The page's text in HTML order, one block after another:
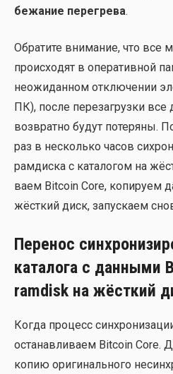
бе­жа­ние пере­гре­ва.
Обра­ти­те вни­ма­ние, что все
про­ис­хо­дят в опе­ра­тив­ной
неожи­дан­ном отклю­че­нии
ПК), после пере­за­груз­ки
воз­врат­но будут поте­ря­ны.
раз в несколь­ко часов
рам­дис­ка с ката­ло­гом на
ва­ем Bitcoin Core, копи­ру­ем
жёст­кий диск, запус­ка­ем
Перенос
каталога с данными
ramdisk на жёсткий
Когда про­цесс
оста­нав­ли­ва­ем Bitcoin Core.
копию ори­ги­наль­но­го